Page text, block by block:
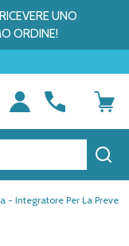
UNO
ORDINE!
- Integratore Per La